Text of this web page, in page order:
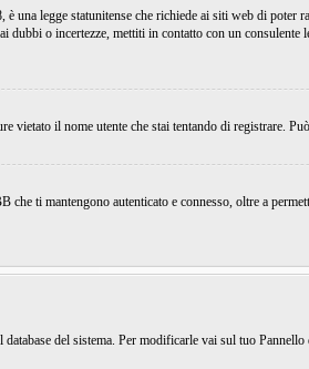
una legge statunitense che richiede ai siti web di
dubbi o incertezze, mettiti in contatto con un
vietato il nome utente che stai tentando di registrare.
ti mantengono autenticato e connesso, oltre a
del sistema. Per modificarle vai sul tuo